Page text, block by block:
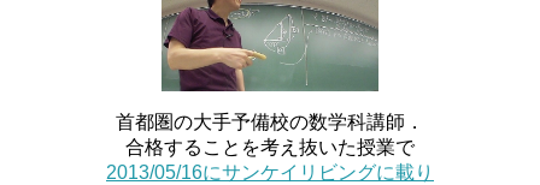
首都圏の大手予備校の数学科講師．
合格することを考え抜いた授業で
2013/05/16にサンケイリビングに載り